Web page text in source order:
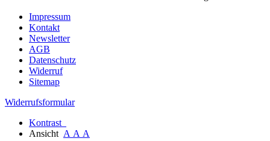
Impressum
Kontakt
Newsletter
AGB
Datenschutz
Widerruf
Sitemap
Widerrufsformular
Kontrast
Ansicht A A A